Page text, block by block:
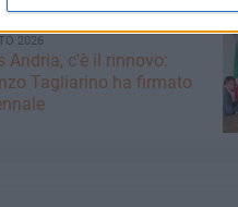
2026
Andria, c'è il rinnovo:
Tagliarino ha firmato